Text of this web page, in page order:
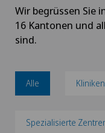
Wir begrüssen Sie
16 Kantonen und
sind.
Alle Kliniken
Spezialisierte